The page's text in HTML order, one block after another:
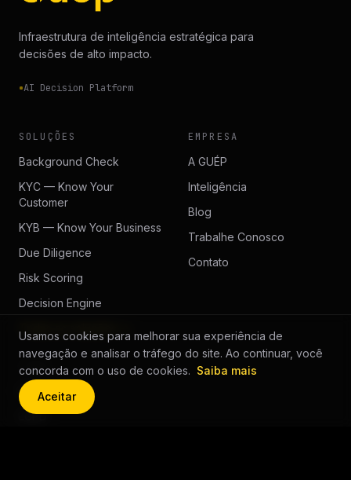
Infraestrutura de inteligência estratégica para
decisões de alto impacto.
AI Decision Platform
SOLUÇÕES
Background Check
KYC — Know Your
Customer
KYB — Know Your Business
Due Diligence
Risk Scoring
Decision Engine
EMPRESA
A GUÉP
Inteligência
Blog
Trabalhe Conosco
Contato
LEGAL
Privacidade
LGPD
Usamos cookies para melhorar sua experiência de
navegação e analisar o tráfego do site. Ao continuar, você
concorda com o uso de cookies. Saiba mais
Aceitar